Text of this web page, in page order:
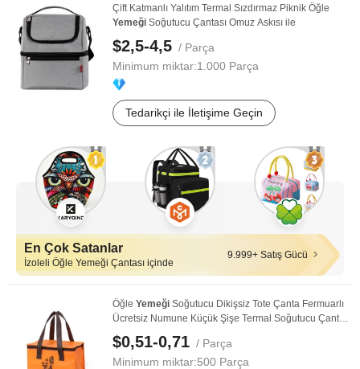
Çift Katmanlı Yalıtım Termal Sızdırmaz Piknik Öğle
Yemeği Soğutucu Çantası Omuz Askısı ile
$2,5-4,5 / Parça
Minimum miktar:1.000 Parça
Tedarikçi ile İletişime Geçin
En Çok Satanlar
İzoleli Öğle Yemeği Çantası içinde
9.999+ Satış Gücü
Öğle Yemeği Soğutucu Dikişsiz Tote Çanta Fermuarlı
Ücretsiz Numune Küçük Şişe Termal Soğutucu Çanta
...
$0,51-0,71 / Parça
Minimum miktar:500 Parça